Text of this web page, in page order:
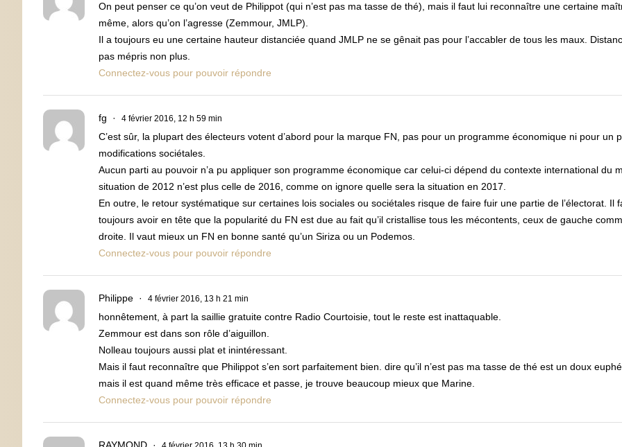
On peut penser ce qu’on veut de Philippot (qui n’est pas ma tasse de thé), mais il faut lui reconnaître une certaine
même, alors qu’on l’agresse (Zemmour, JMLP).
Il a toujours eu une certaine hauteur distanciée quand JMLP ne se gênait pas pour l’accabler de tous les maux.
pas mépris non plus.
Connectez-vous pour pouvoir répondre
fg 4 février 2016, 12 h 59 min
C’est sûr, la plupart des électeurs votent d’abord pour la marque FN, pas pour un programme économique ni pour un
modifications sociétales.
Aucun parti au pouvoir n’a pu appliquer son programme économique car celui-ci dépend du contexte international du
situation de 2012 n’est plus celle de 2016, comme on ignore quelle sera la situation en 2017.
En outre, le retour systématique sur certaines lois sociales ou sociétales risque de faire fuir une partie de l’électorat. Il
toujours avoir en tête que la popularité du FN est due au fait qu’il cristallise tous les mécontents, ceux de gauche
droite. Il vaut mieux un FN en bonne santé qu’un Siriza ou un Podemos.
Connectez-vous pour pouvoir répondre
Philippe 4 février 2016, 13 h 21 min
honnêtement, à part la saillie gratuite contre Radio Courtoisie, tout le reste est inattaquable.
Zemmour est dans son rôle d’aiguillon.
Nolleau toujours aussi plat et inintéressant.
Mais il faut reconnaître que Philippot s’en sort parfaitement bien. dire qu’il n’est pas ma tasse de thé est un doux
mais il est quand même très efficace et passe, je trouve beaucoup mieux que Marine.
Connectez-vous pour pouvoir répondre